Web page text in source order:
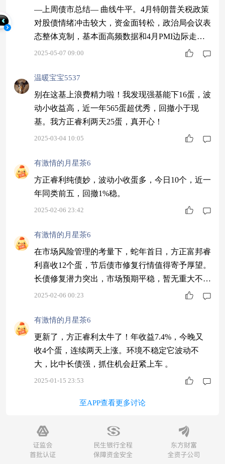
—上周债市总结— 曲线牛平。4月特朗普关税政策
对股债情绪冲击较大，资金面转松，政治局会议表
态整体克制，基本面高频数据和4月PMI边际走
弱，债券收益率明显下行，曲线走平。10Y国债/国
债/国开利差分别下行11.1bp/11bp至16bp/9bp。（数
据来源：wind，2025/4/1-2025/4/30）$中信保诚至
泰中短债C
2025-05-07 09:00
温暖宝宝5537
别在这基上浪费精力啦！我发现强基能下16蛋，波
动小收益高，近一年565蛋超优秀，回撤小于现
基。我方正睿利两天25蛋，真开心！
2025-03-04 10:05
有激情的月星茶6
方正睿利纯债妙，波动小收蛋多，今日10个，近一
年同类前五，回撤1%稳。
2025-02-06 23:42
有激情的月星茶6
在市场风险管理的考量下，蛇年首日，方正富邦睿
利喜收12个蛋，节后债市修复行情值得寄予厚望。
长债修复潜力突出，市场预期平稳，暂无重大不确
定性因素，长债震荡中或有偏强表现，促进债市发
蛋官#
2025-02-06 00:23
有激情的月星茶6
更新了，方正睿利太牛了！年收益7.4%，今晚又
收4个蛋，连续两天上涨。环境不稳定它波动不
大，比中长债强，抓住机会赶紧上车 。
2025-01-15 23:53
至APP查看更多讨论